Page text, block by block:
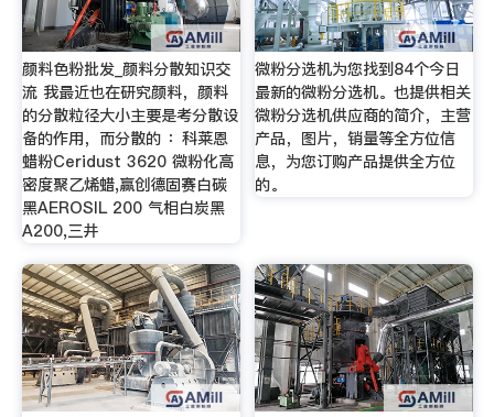
颜料色粉批发_颜料分散知识交
流 我最近也在研究颜料，颜料
的分散粒径大小主要是考分散设
备的作用，而分散的 ：科莱恩
蜡粉Ceridust 3620 微粉化高
密度聚乙烯蜡,赢创德固赛白碳
黑AEROSIL 200 气相白炭黑
A200,三井
微粉分选机为您找到84个今日
最新的微粉分选机。也提供相关
微粉分选机供应商的简介，主营
产品，图片，销量等全方位信
息，为您订购产品提供全方位
的。